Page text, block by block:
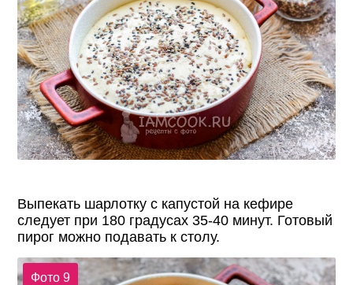
Выпекать шарлотку с капустой на кефире
следует при 180 градусах 35-40 минут. Готовый
пирог можно подавать к столу.
Фото 9